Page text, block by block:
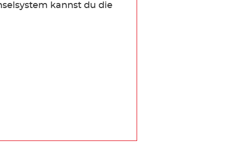
kannst du die